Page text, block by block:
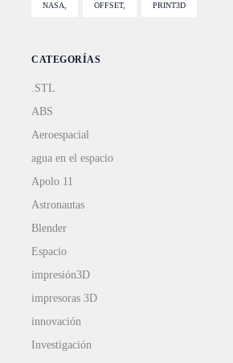
NASA OFFSET PRINT3D
CATEGORÍAS
.STL
ABS
Aeroespacial
agua en el espacio
Apolo 11
Astronautas
Blender
Espacio
impresión3D
impresoras 3D
innovación
Investigación